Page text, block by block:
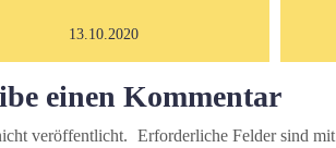
13.10.2020
einen Kommentar
veröffentlicht. Erforderliche Felder sind mit